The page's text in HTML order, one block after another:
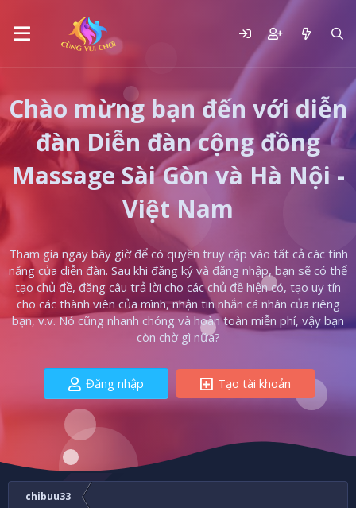
Chào mừng bạn đến với diễn
đàn Diễn đàn cộng đồng
Massage Sài Gòn và Hà Nội -
Việt Nam
Tham gia ngay bây giờ để có quyền truy cập vào tất cả các tính
năng của diễn đàn. Sau khi đăng ký và đăng nhập, bạn sẽ có thể
tạo chủ đề, đăng câu trả lời cho các chủ đề hiện có, tạo uy tín
cho các thành viên của mình, nhận tin nhắn cá nhân của riêng
bạn, v.v. Nó cũng nhanh chóng và hoàn toàn miễn phí, vậy bạn
còn chờ gì nữa?
Đăng nhập Tạo tài khoản
chibuu33